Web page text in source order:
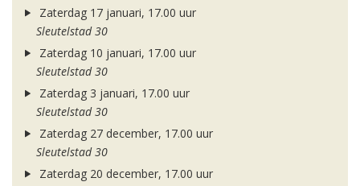
Zaterdag 17 januari, 17.00 uur
Sleutelstad 30
Zaterdag 10 januari, 17.00 uur
Sleutelstad 30
Zaterdag 3 januari, 17.00 uur
Sleutelstad 30
Zaterdag 27 december, 17.00 uur
Sleutelstad 30
Zaterdag 20 december, 17.00 uur